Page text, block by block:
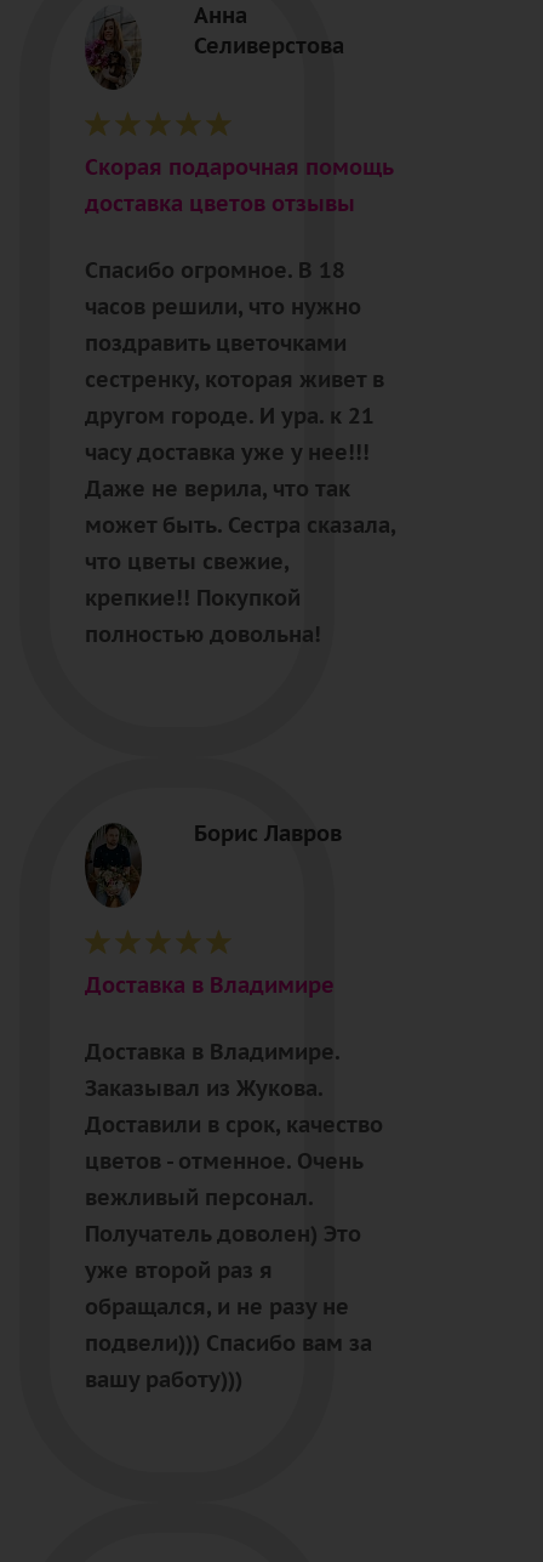
Анна
Селиверстова
Cкорая подарочная помощь
доставка цветов отзывы
Спасибо огромное. В 18
часов решили, что нужно
поздравить цветочками
сестренку, которая живет в
другом городе. И ура. к 21
часу доставка уже у нее!!!
Даже не верила, что так
может быть. Сестра сказала,
что цветы свежие,
крепкие!! Покупкой
полностью довольна!
Борис Лавров
Доставка в Владимире
Доставка в Владимире.
Заказывал из Жукова.
Доставили в срок, качество
цветов - отменное. Очень
вежливый персонал.
Получатель доволен) Это
уже второй раз я
обращался, и не разу не
подвели))) Спасибо вам за
вашу работу)))